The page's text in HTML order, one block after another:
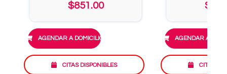
$851.00
AGENDAR A DOMICILIO
CITAS DISPONIBLES
AGENDAR A
CITAS